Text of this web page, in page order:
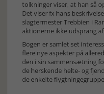
tolkninger viser, at han så
Det viser fx hans
slagtermester Trebbien i
aktionerne ikke udsprang
Bogen er samlet set
flere nye aspekter på
den i sin sammensætning
de herskende helte- og
de enkelte